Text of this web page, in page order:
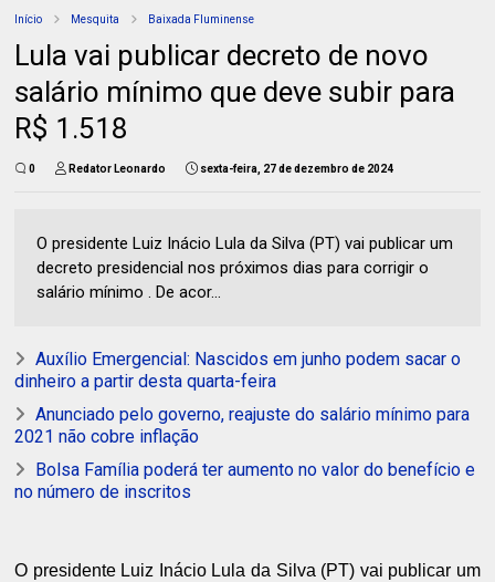
Início Mesquita Baixada Fluminense
Lula vai publicar decreto de novo
salário mínimo que deve subir para
R$ 1.518
0 Redator Leonardo sexta-feira, 27 de dezembro de 2024
O presidente Luiz Inácio Lula da Silva (PT) vai publicar um
decreto presidencial nos próximos dias para corrigir o
salário mínimo . De acor...
Auxílio Emergencial: Nascidos em junho podem sacar o
dinheiro a partir desta quarta-feira
Anunciado pelo governo, reajuste do salário mínimo para
2021 não cobre inflação
Bolsa Família poderá ter aumento no valor do benefício e
no número de inscritos
O presidente Luiz Inácio Lula da Silva (PT) vai publicar um